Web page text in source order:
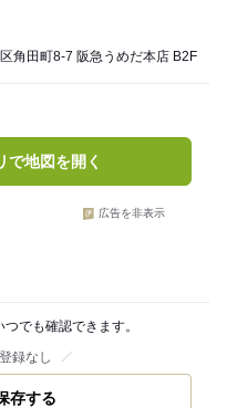
角田町8-7 阪急うめだ本店 B2F
で地図を開く
広告を非表示
でも確認できます。
録なし
存する